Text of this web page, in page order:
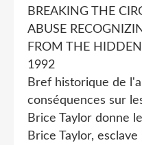
BREAKING THE
ABUSE
FROM THE
1992
Bref historique de
conséquences sur
Brice Taylor donne
Brice Taylor,